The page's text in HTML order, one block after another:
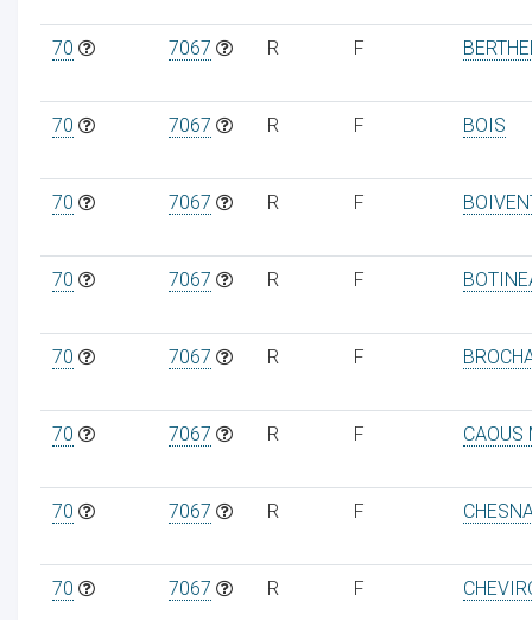
70 7067 R F
70 7067 R F BOIS
70 7067 R F
70 7067 R F
70 7067 R F
70 7067 R F CAOUS
70 7067 R F
70 7067 R F